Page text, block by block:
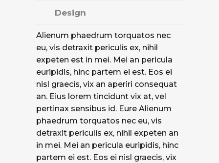
Design
Alienum phaedrum torquatos nec
eu, vis detraxit periculis ex, nihil
expeten est in mei. Mei an pericula
euripidis, hinc partem ei est. Eos ei
nisl graecis, vix an aperiri consequat
an. Eius lorem tincidunt vix at, vel
pertinax sensibus id. Eure Alienum
phaedrum torquatos nec eu, vis
detraxit periculis ex, nihil expeten an
in mei. Mei an pericula euripidis, hinc
partem ei est. Eos ei nisl graecis, vix